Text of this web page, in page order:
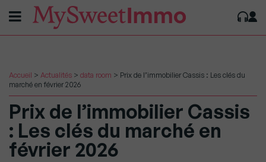
Accueil > Actualités > data room > Prix de l’immobilier Cassis : Les clés du
marché en février 2026
Prix de l’immobilier Cassis
: Les clés du marché en
février 2026